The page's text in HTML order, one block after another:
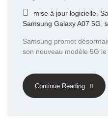
mise à jour logicielle,
Samsung Galaxy A07 5G,
Samsung promet
son nouveau modèle 5G
Continue Reading